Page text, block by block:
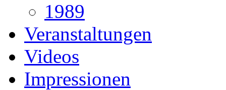
1989
Veranstaltungen
Videos
Impressionen